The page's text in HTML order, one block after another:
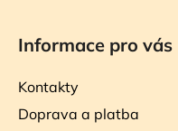
Informace pro vás
Kontakty
Doprava a platba